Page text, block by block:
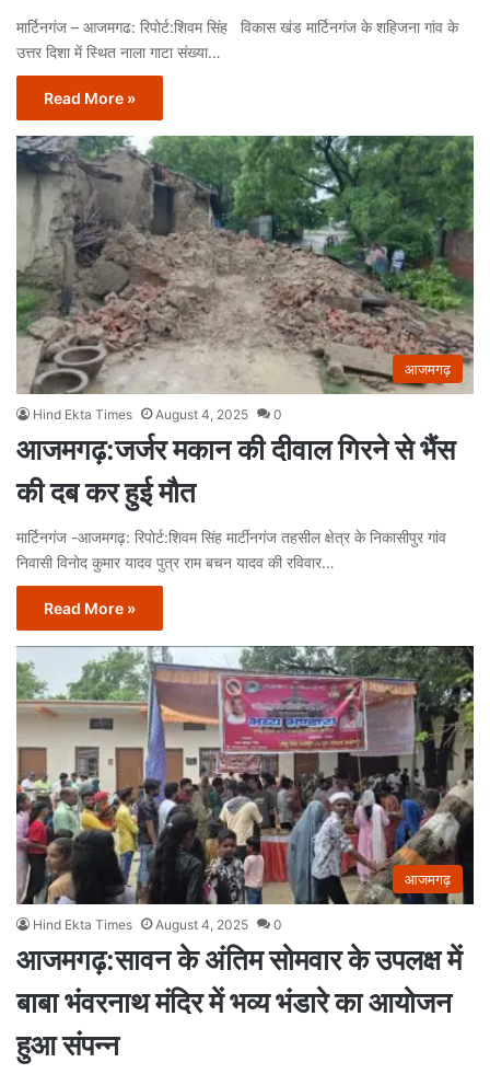
मार्टिनगंज – आजमगढ: रिपोर्ट:शिवम सिंह विकास खंड मार्टिनगंज के शहिजना गांव के
उत्तर दिशा में स्थित नाला गाटा संख्या…
Read More »
आजमगढ़
Hind Ekta Times August 4, 2025 0
आजमगढ़:जर्जर मकान की दीवाल गिरने से भैंस
की दब कर हुई मौत
मार्टिनगंज -आजमगढ़: रिपोर्ट:शिवम सिंह मार्टीनगंज तहसील क्षेत्र के निकासीपुर गांव
निवासी विनोद कुमार यादव पुत्र राम बचन यादव की रविवार…
Read More »
आजमगढ़
Hind Ekta Times August 4, 2025 0
आजमगढ़:सावन के अंतिम सोमवार के उपलक्ष में
बाबा भंवरनाथ मंदिर में भव्य भंडारे का आयोजन
हुआ संपन्न